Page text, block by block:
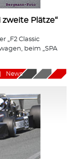
zweite Plätze“
„F2 Classic
beim „SPA
News